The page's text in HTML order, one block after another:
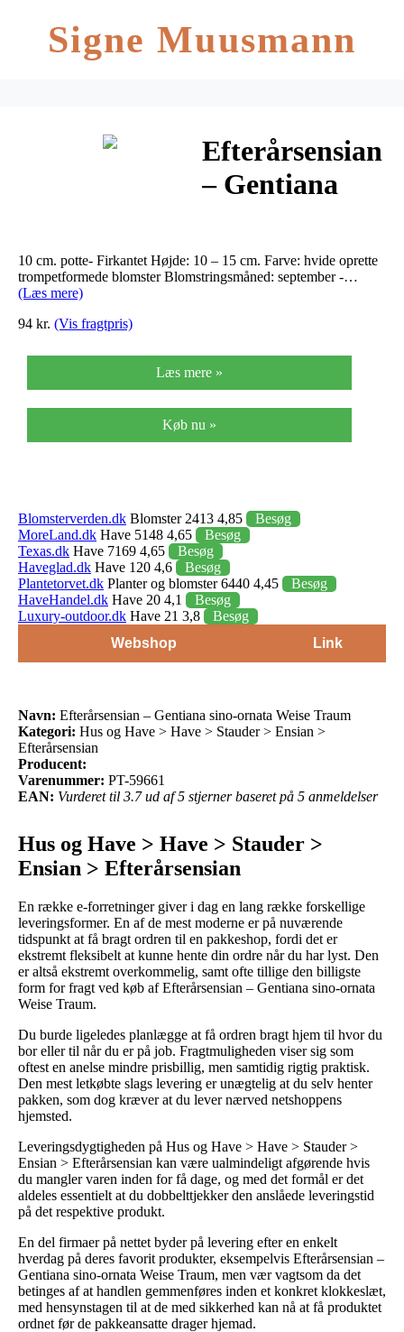
Signe Muusmann
Efterårsensian
– Gentiana
Weise Traum
10 cm. potte- Firkantet Højde: 10 – 15 cm. Farve: hvide oprette
trompetformede blomster Blomstringsmåned: september -…
(Læs mere)
94 kr. (Vis fragtpris)
Læs mere »
Køb nu »
Blomsterverden.dk Blomster 2413 4,85
Besøg
MoreLand.dk Have 5148 4,65
Besøg
Texas.dk Have 7169 4,65
Besøg
Haveglad.dk Have 120 4,6
Besøg
Plantetorvet.dk Planter og blomster 6440 4,45
Besøg
HaveHandel.dk Have 20 4,1
Besøg
Luxury-outdoor.dk Have 21 3,8
Besøg
Webshop
Link
Navn: Efterårsensian – Gentiana sino-ornata Weise Traum
Kategori: Hus og Have > Have > Stauder > Ensian >
Efterårsensian
Producent:
Varenummer: PT-59661
EAN: Vurderet til 3.7 ud af 5 stjerner baseret på 5 anmeldelser
Hus og Have > Have > Stauder >
Ensian > Efterårsensian
En række e-forretninger giver i dag en lang række forskellige
leveringsformer. En af de mest moderne er på nuværende
tidspunkt at få bragt ordren til en pakkeshop, fordi det er
ekstremt fleksibelt at kunne hente din ordre når du har lyst. Den
er altså ekstremt overkommelig, samt ofte tillige den billigste
form for fragt ved køb af Efterårsensian – Gentiana sino-ornata
Weise Traum.
Du burde ligeledes planlægge at få ordren bragt hjem til hvor du
bor eller til når du er på job. Fragtmuligheden viser sig som
oftest en anelse mindre prisbillig, men samtidig rigtig praktisk.
Den mest letkøbte slags levering er unægtelig at du selv henter
pakken, som dog kræver at du lever nærved netshoppens
hjemsted.
Leveringsdygtigheden på Hus og Have > Have > Stauder >
Ensian > Efterårsensian kan være ualmindeligt afgørende hvis
du mangler varen inden for få dage, og med det formål er det
aldeles essentielt at du dobbelttjekker den anslåede leveringstid
på det respektive produkt.
En del firmaer på nettet byder på levering efter en enkelt
hverdag på deres favorit produkter, eksempelvis Efterårsensian –
Gentiana sino-ornata Weise Traum, men vær vagtsom da det
betinges af at handlen gemmenføres inden et konkret klokkeslæt,
med hensynstagen til at de med sikkerhed kan nå at få produktet
ordnet før de pakkeansatte drager hjemad.